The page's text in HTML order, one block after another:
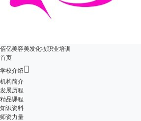
佰亿美容美发化妆职业培训
首页
学校介绍
机构简介
发展历程
精品课程
知识资料
师资力量